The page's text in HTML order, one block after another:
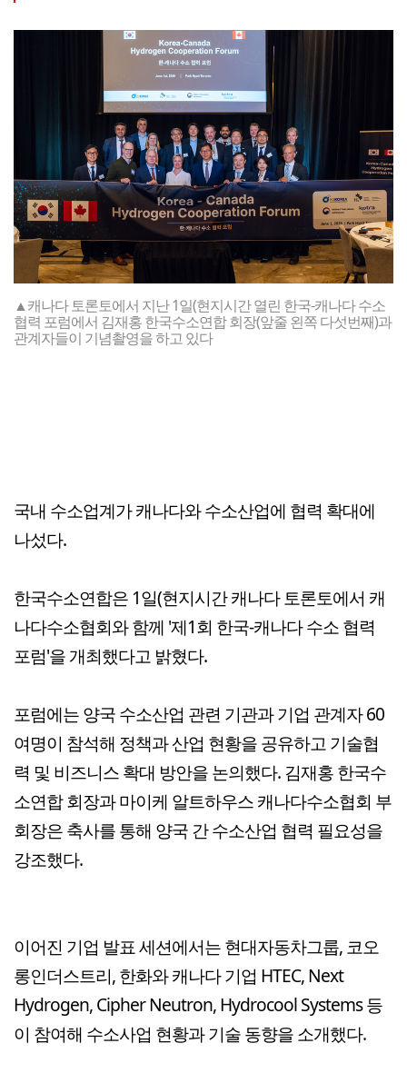
▲캐나다 토론토에서 지난 1일(현지시간 열린 한국-캐나다 수소
협력 포럼에서 김재홍 한국수소연합 회장(앞줄 왼쪽 다섯번째)과
관계자들이 기념촬영을 하고 있다
국내 수소업계가 캐나다와 수소산업에 협력 확대에
나섰다.
한국수소연합은 1일(현지시간 캐나다 토론토에서 캐
나다수소협회와 함께 '제1회 한국-캐나다 수소 협력
포럼'을 개최했다고 밝혔다.
포럼에는 양국 수소산업 관련 기관과 기업 관계자 60
여명이 참석해 정책과 산업 현황을 공유하고 기술협
력 및 비즈니스 확대 방안을 논의했다. 김재홍 한국수
소연합 회장과 마이케 알트하우스 캐나다수소협회 부
회장은 축사를 통해 양국 간 수소산업 협력 필요성을
강조했다.
이어진 기업 발표 세션에서는 현대자동차그룹, 코오
롱인더스트리, 한화와 캐나다 기업 HTEC, Next
Hydrogen, Cipher Neutron, Hydrocool Systems 등
이 참여해 수소사업 현황과 기술 동향을 소개했다.